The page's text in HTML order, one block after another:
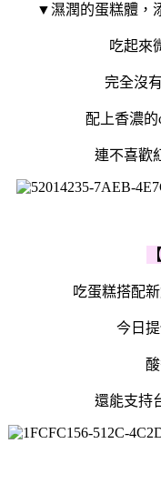
▼濕潤的蛋糕體，
吃起來
完全沒
配上香濃的
連不喜歡
【
吃蛋糕搭配
今日
還能支持